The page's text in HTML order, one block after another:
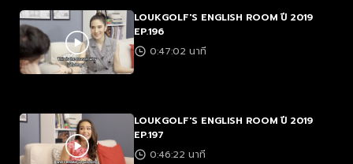
LOUKGOLF'S ENGLISH ROOM ปี 2019
EP.196
0:47:02 นาที
LOUKGOLF'S ENGLISH ROOM ปี 2019
EP.197
0:46:22 นาที